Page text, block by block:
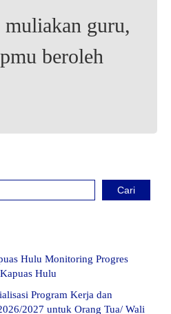
guru,
beroleh
Cari
Hulu Monitoring Progres
Hulu
Program Kerja dan
2027 untuk Orang Tua/ Wali